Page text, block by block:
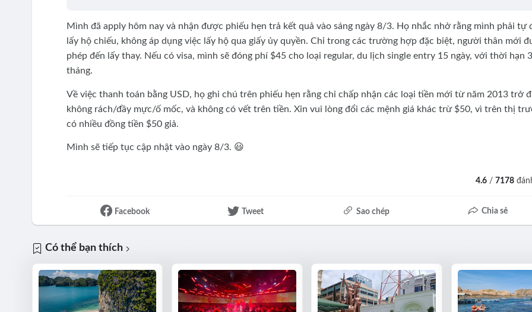
Mình đã apply hôm nay và nhận được phiếu hẹn trả kết quả vào sáng ngày 8/3. Họ nhắc nhở rằng mình phải tự
lấy hộ chiếu, không áp dụng việc lấy hộ qua giấy ủy quyền. Chỉ trong các trường hợp đặc biệt, người thân mới
phép đến lấy thay. Nếu có visa, mình sẽ đóng phí $45 cho loại regular, du lịch single entry 15 ngày, với thời hạn 3
tháng.
Về việc thanh toán bằng USD, họ ghi chú trên phiếu hẹn rằng chỉ chấp nhận các loại tiền mới từ năm 2013 trở
không rách/đầy mực/ố mốc, và không có vết trên tiền. Xin vui lòng đổi các mệnh giá khác trừ $50, vì trên thị
có nhiều đồng tiền $50 giả.
Mình sẽ tiếp tục cập nhật vào ngày 8/3. 😃
4.6 / 7178
Facebook Tweet Sao chép Chia sẻ
Có thể bạn thích